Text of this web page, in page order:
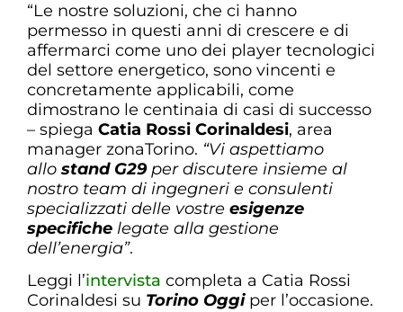
“Le nostre soluzioni, che ci hanno
permesso in questi anni di crescere e di
affermarci come uno dei player tecnologici
del settore energetico, sono vincenti e
concretamente applicabili, come
dimostrano le centinaia di casi di successo
– spiega Catia Rossi Corinaldesi, area
manager zonaTorino. “Vi aspettiamo
allo stand G29per discutere insieme al
nostro team di ingegneri e consulenti
specializzati delle vostre esigenze
specifiche legate alla gestione
dell’energia”.
Leggi l’intervista completa a Catia Rossi
Corinaldesi su Torino Oggi per l’occasione.